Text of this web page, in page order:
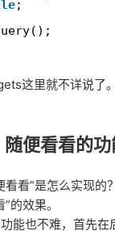
;
这里就不详说了。
便看看的
看看”是怎么实现的
的效果。
能也不难，首先在